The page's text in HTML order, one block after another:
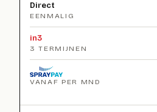
Direct
EENMALIG
in3
3 TERMIJNEN
VANAF PER MND